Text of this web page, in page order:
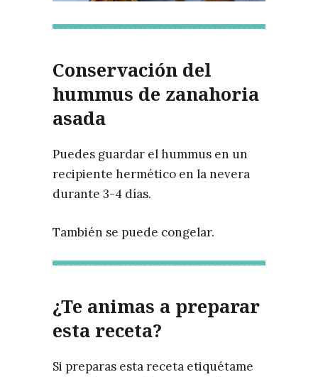
Conservación del
hummus de zanahoria
asada
Puedes guardar el hummus en un
recipiente hermético en la nevera
durante 3-4 días.
También se puede congelar.
¿Te animas a preparar
esta receta?
Si preparas esta receta etiquétame